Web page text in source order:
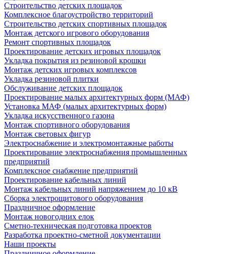
Строительство детских площадок
Комплексное благоустройство территорий
Строительство детских спортивных площадок
Монтаж детского игрового оборудования
Ремонт спортивных площадок
Проектирование детских игровых площадок
Укладка покрытия из резиновой крошки
Монтаж детских игровых комплексов
Укладка резиновой плитки
Обслуживание детских площадок
Проектирование малых архитектурных форм (МАФ)
Установка МАФ (малых архитектурных форм)
Укладка искусственного газона
Монтаж спортивного оборудования
Монтаж световых фигур
Электроснабжение и электромонтажные работы
Проектирование электроснабжения промышленных
предприятий
Комплексное снабжение предприятий
Проектирование кабельных линий
Монтаж кабельных линий напряжением до 10 кВ
Сборка электрощитового оборудования
Праздничное оформление
Монтаж новогодних елок
Сметно-техническая подготовка проектов
Разработка проектно-сметной документации
Наши проекты